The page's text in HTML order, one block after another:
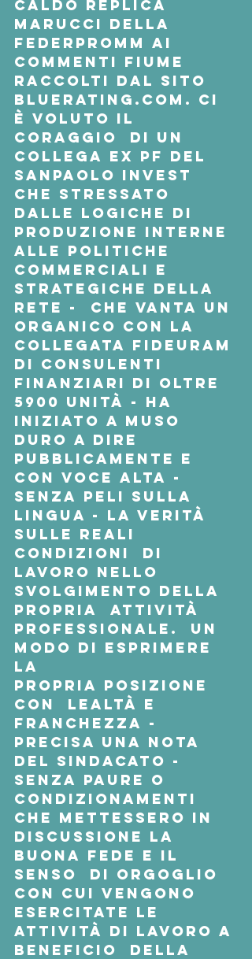
caldo replica
Marucci della
Federpromm ai
commenti fiume
raccolti dal sito
Bluerating.com. Ci
è voluto il
coraggio  di un
collega ex pf del
Sanpaolo Invest
che stressato
dalle logiche di
produzione interne
alle politiche
commerciali e
strategiche della
rete -  che vanta un
organico con la
collegata Fideuram
di consulenti
finanziari di oltre
5900 unità - ha
iniziato a muso
duro a dire
pubblicamente e
con voce alta -
senza peli sulla
lingua - la verità
sulle reali
condizioni  di
lavoro nello
svolgimento della
propria  attività
professionale.  Un
modo di esprimere
la
propria posizione
con  lealtà e
franchezza -
precisa una nota
del sindacato -
senza paure o
condizionamenti
che mettessero in
discussione la
buona fede e il
senso  di orgoglio
con cui vengono
esercitate le
attività di lavoro a
beneficio  della